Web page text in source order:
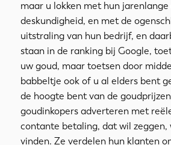
maar u lokken met hun
deskundigheid, en met de
uitstraling van hun bedrijf, en
staan in de ranking bij Google,
uw goud, maar toetsen door
babbeltje ook of u al elders bent
de hoogte bent van de
goudinkopers adverteren met
contante betaling, dat wil zeggen,
vinden. Ze verdelen hun klanten